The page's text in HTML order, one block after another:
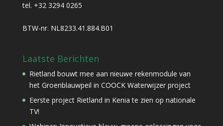
tel. +32 3294 0265
BTW-nr. NL8233.41.884.B01
Laatste Berichten
Rietland bouwt mee aan nieuwe rekenmodule van
het Groenblauwpeil in COOCK Waterwijzer project
Eerste project Rietland in Kenia te zien op nationale
TV!